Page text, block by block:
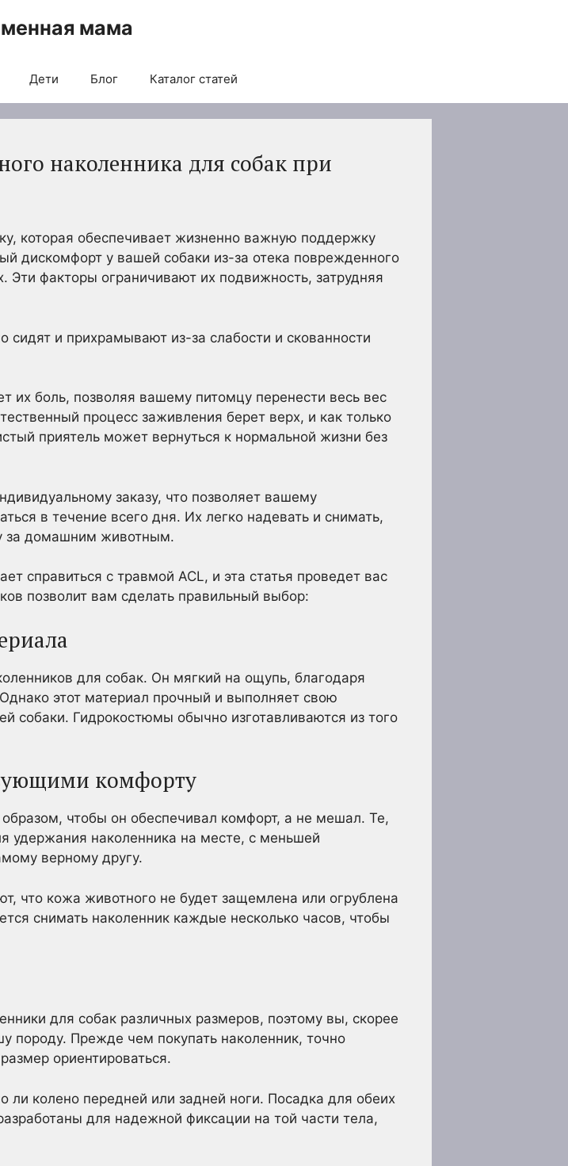
мама
Дети Блог Каталог статей
наколенника для собак при
которая обеспечивает жизненно важную поддержку
дискомфорт у вашей собаки из-за отека поврежденного
Эти факторы ограничивают их подвижность, затрудняя
и прихрамывают из-за слабости и скованности
их боль, позволяя вашему питомцу перенести весь вес
процесс заживления берет верх, и как только
приятель может вернуться к нормальной жизни без
заказу, что позволяет вашему
в течение всего дня. Их легко надевать и снимать,
за домашним животным.
справиться с травмой ACL, и эта статья проведет вас
позволит вам сделать правильный выбор:
для собак. Он мягкий на ощупь, благодаря
этот материал прочный и выполняет свою
собаки. Гидрокостюмы обычно изготавливаются из того
комфорту
чтобы он обеспечивал комфорт, а не мешал. Те,
удержания наколенника на месте, с меньшей
верному другу.
что кожа животного не будет защемлена или огрублена
снимать наколенник каждые несколько часов, чтобы
для собак различных размеров, поэтому вы, скорее
породу. Прежде чем покупать наколенник, точно
ориентироваться.
колено передней или задней ноги. Посадка для обеих
для надежной фиксации на той части тела,